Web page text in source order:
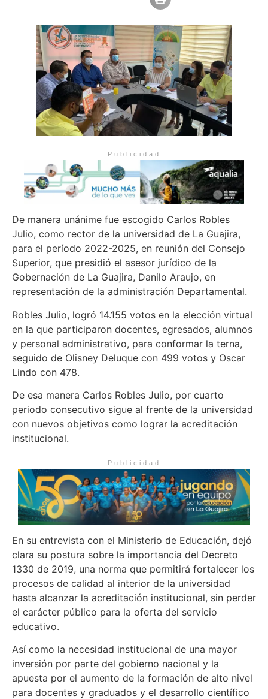
Publicidad
De manera unánime fue escogido Carlos Robles
Julio, como rector de la universidad de La Guajira,
para el período 2022-2025, en reunión del Consejo
Superior, que presidió el asesor jurídico de la
Gobernación de La Guajira, Danilo Araujo, en
representación de la administración Departamental.
Robles Julio, logró 14.155 votos en la elección virtual
en la que participaron docentes, egresados, alumnos
y personal administrativo, para conformar la terna,
seguido de Olisney Deluque con 499 votos y Oscar
Lindo con 478.
De esa manera Carlos Robles Julio, por cuarto
periodo consecutivo sigue al frente de la universidad
con nuevos objetivos como lograr la acreditación
institucional.
Publicidad
En su entrevista con el Ministerio de Educación, dejó
clara su postura sobre la importancia del Decreto
1330 de 2019, una norma que permitirá fortalecer los
procesos de calidad al interior de la universidad
hasta alcanzar la acreditación institucional, sin perder
el carácter público para la oferta del servicio
educativo.
Así como la necesidad institucional de una mayor
inversión por parte del gobierno nacional y la
apuesta por el aumento de la formación de alto nivel
para docentes y graduados y el desarrollo científico